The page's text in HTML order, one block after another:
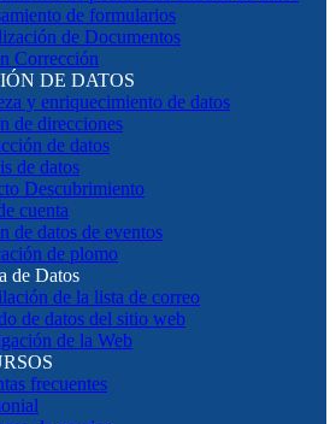
de formularios
de Documentos
Corrección
DE DATOS
y enriquecimiento de datos
de direcciones
de datos
de datos
Descubrimiento
cuenta
de datos de eventos
de plomo
de Datos
de la lista de correo
de datos del sitio web
de la Web
frecuentes